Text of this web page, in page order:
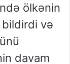
ölkənin
və
davam